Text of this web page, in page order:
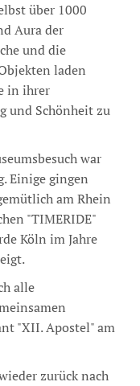
über 1000
Aura der
und die
laden
in ihrer
und Schönheit zu
war
Einige gingen
am Rhein
"TIMERIDE"
Köln im Jahre
alle
"XII. Apostel" am
zurück nach